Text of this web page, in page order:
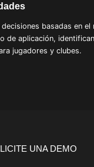
basadas en el
de aplicación,
jugadores y clubes.
UNA DEMO